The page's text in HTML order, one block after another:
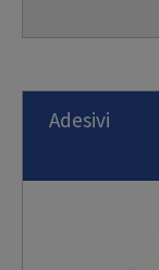
Adesivi